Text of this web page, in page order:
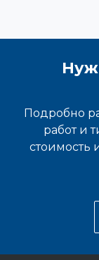
Подробно
работ и
стоимость